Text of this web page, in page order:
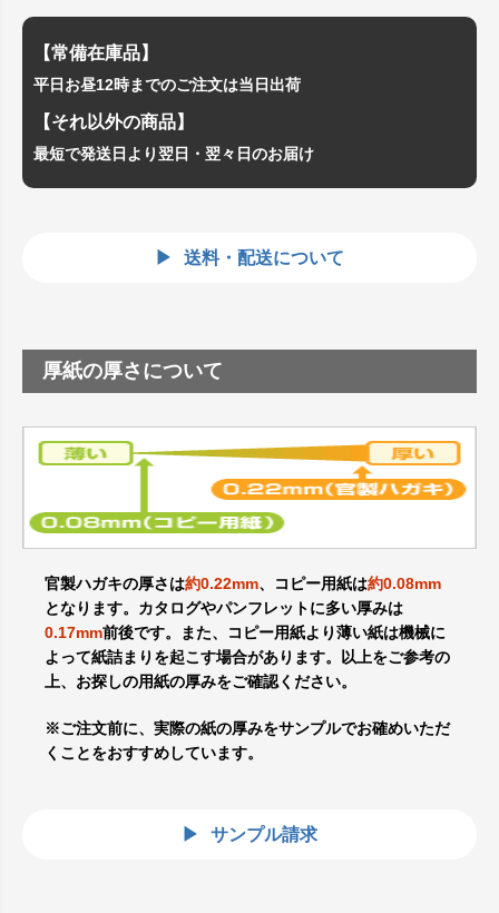
【常備在庫品】
平日お昼12時までのご注文は当日出荷
【それ以外の商品】
最短で発送日より翌日・翌々日のお届け
送料・配送について
厚紙の厚さについて
官製ハガキの厚さは約0.22mm、コピー用紙は約0.08mm
となります。カタログやパンフレットに多い厚みは
0.17mm前後です。また、コピー用紙より薄い紙は機械に
よって紙詰まりを起こす場合があります。以上をご参考の
上、お探しの用紙の厚みをご確認ください。
※ご注文前に、実際の紙の厚みをサンプルでお確めいただ
くことをおすすめしています。
サンプル請求